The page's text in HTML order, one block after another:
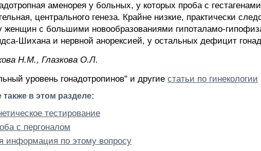
аменорея у больных, у которых проба с
центрального генеза. Крайне низкие, практически
женщин с большими новообразованиями гипоталамо-
Шихана и нервной анорексией, у остальных дефицит
H.M., Глaзкoвa O.Л.
уровень гонадотропинов" и другие статьи по гинекологии
также в этом разделе:
тестирование
с пергоналом
информация по этому вопросу